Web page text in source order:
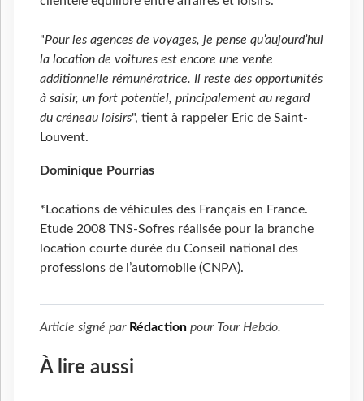
"Pour les agences de voyages, je pense qu’aujourd’hui
la location de voitures est encore une vente
additionnelle rémunératrice. Il reste des opportunités
à saisir, un fort potentiel, principalement au regard
du créneau loisirs", tient à rappeler Eric de Saint-
Louvent.
Dominique Pourrias
*Locations de véhicules des Français en France.
Etude 2008 TNS-Sofres réalisée pour la branche
location courte durée du Conseil national des
professions de l’automobile (CNPA).
Article signé par Rédaction pour Tour Hebdo.
À lire aussi